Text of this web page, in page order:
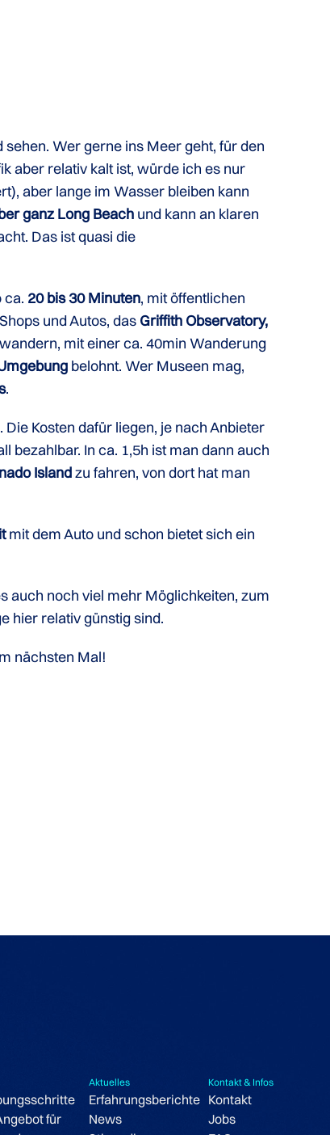
Wer gerne ins Meer geht, für den
aber relativ kalt ist, würde ich es nur
aber lange im Wasser bleiben kann
ganz Long Beach und kann an klaren
Das ist quasi die
ca. 20 bis 30 Minuten, mit öffentlichen
und Autos, das Griffith Observatory,
mit einer ca. 40min Wanderung
belohnt. Wer Museen mag,
.
Kosten dafür liegen, je nach Anbieter
bezahlbar. In ca. 1,5h ist man dann auch
Islandzu fahren, von dort hat man
mit dem Auto und schon bietet sich ein
auch noch viel mehr Möglichkeiten, zum
hier relativ günstig sind.
nächsten Mal!
für
Aktuelles
Erfahrungsberichte
News
Kontakt & Infos
Kontakt
Jobs